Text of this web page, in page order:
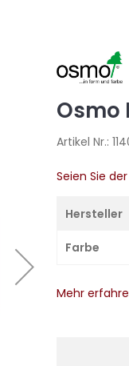
Osmo
Artikel Nr.:
Seien Sie
Hersteller
Farbe
Mehr